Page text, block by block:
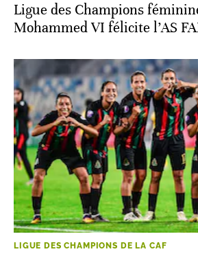
Ligue des Champions
Mohammed VI félicite l’AS
LIGUE DES CHAMPIONS DE LA CAF